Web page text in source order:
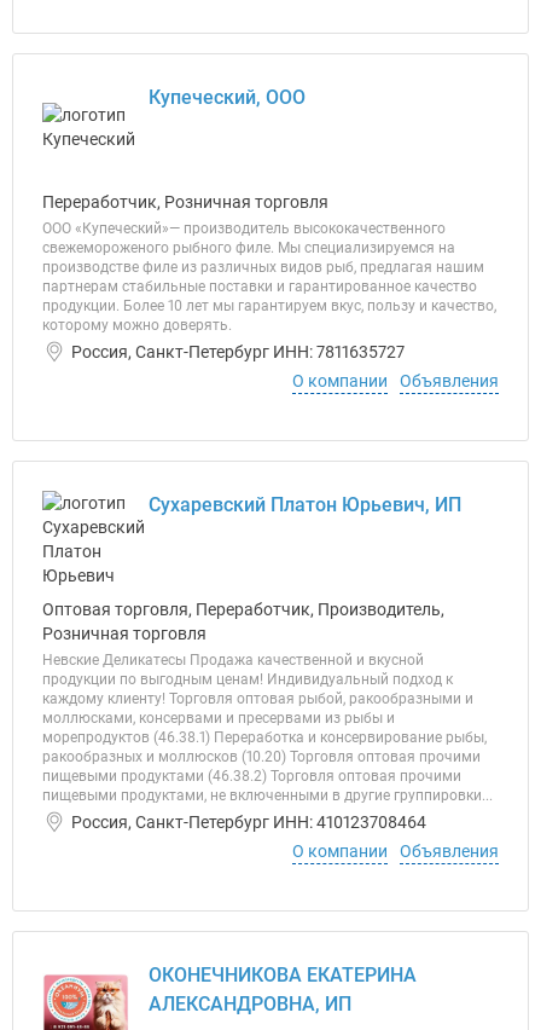
Купеческий, ООО
Переработчик, Розничная торговля
ООО «Купеческий»— производитель высококачественного
свежемороженого рыбного филе. Мы специализируемся на
производстве филе из различных видов рыб, предлагая нашим
партнерам стабильные поставки и гарантированное качество
продукции. Более 10 лет мы гарантируем вкус, пользу и качество,
которому можно доверять.
Россия, Санкт-Петербург ИНН: 7811635727
О компании
Объявления
Сухаревский Платон Юрьевич, ИП
Оптовая торговля, Переработчик, Производитель,
Розничная торговля
Невские Деликатесы Продажа качественной и вкусной
продукции по выгодным ценам! Индивидуальный подход к
каждому клиенту! Торговля оптовая рыбой, ракообразными и
моллюсками, консервами и пресервами из рыбы и
морепродуктов (46.38.1) Переработка и консервирование рыбы,
ракообразных и моллюсков (10.20) Торговля оптовая прочими
пищевыми продуктами (46.38.2) Торговля оптовая прочими
пищевыми продуктами, не включенными в другие группировки...
Россия, Санкт-Петербург ИНН: 410123708464
О компании
Объявления
ОКОНЕЧНИКОВА ЕКАТЕРИНА
АЛЕКСАНДРОВНА, ИП